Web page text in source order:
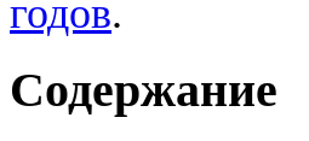
годов.
Содержание